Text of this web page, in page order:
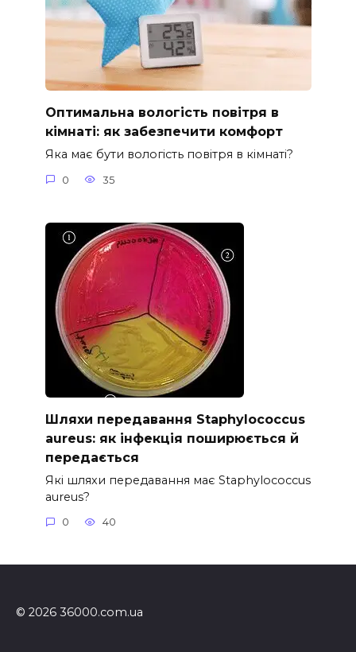
Оптимальна вологість повітря в
кімнаті: як забезпечити комфорт
Яка має бути вологість повітря в кімнаті?
0 35
Шляхи передавання Staphylococcus
aureus: як інфекція поширюється й
передається
Які шляхи передавання має Staphylococcus
aureus?
0 40
© 2026 36000.com.ua